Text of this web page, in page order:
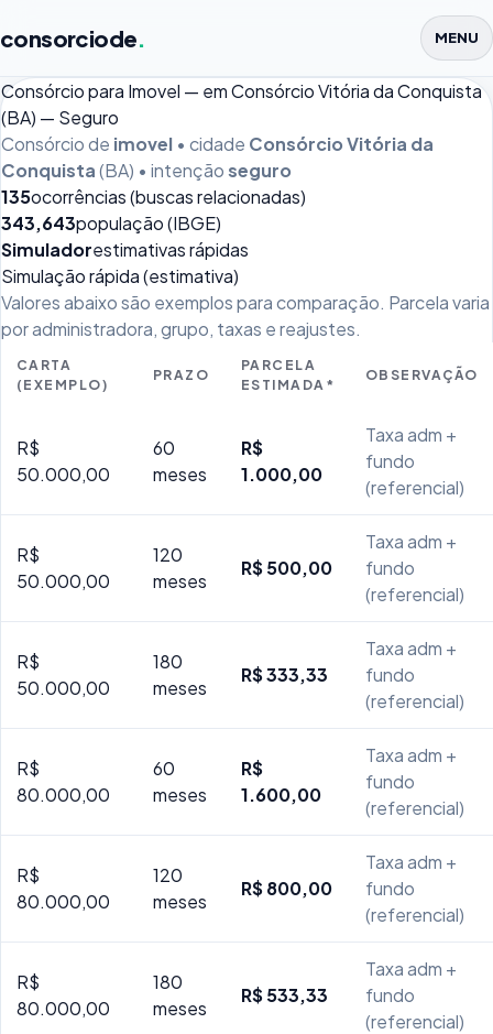
consorciode. MENU
Consórcio para Imovel — em Consórcio Vitória da Conquista
(BA) — Seguro
Consórcio de imovel • cidade Consórcio Vitória da
Conquista(BA) • intençãoseguro
135ocorrências (buscas relacionadas)
343,643população (IBGE)
Simuladorestimativas rápidas
Simulação rápida (estimativa)
Valores abaixo são exemplos para comparação. Parcela varia
por administradora, grupo, taxas e reajustes.
CARTA
(EXEMPLO)
PRAZO
PARCELA
ESTIMADA*
OBSERVAÇÃO
R$
50.000,00
60
meses
R$
1.000,00
Taxa adm +
fundo
(referencial)
R$
50.000,00
120
meses
R$ 500,00
Taxa adm +
fundo
(referencial)
R$
50.000,00
180
meses
R$ 333,33
Taxa adm +
fundo
(referencial)
R$
80.000,00
60
meses
R$
1.600,00
Taxa adm +
fundo
(referencial)
R$
80.000,00
120
meses
R$ 800,00
Taxa adm +
fundo
(referencial)
R$
80.000,00
180
meses
R$ 533,33
Taxa adm +
fundo
(referencial)